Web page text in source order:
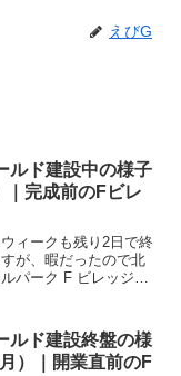
えびG
ルド建設中の様子
｜完成前のFビレ
ィークも残り2日で終
が、暇だったので北
パーク F ビレッジ
ぶりに...
ルド建設終盤の様
）｜開業直前のF